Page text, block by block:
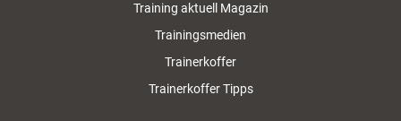
Training aktuell Magazin
Trainingsmedien
Trainerkoffer
Trainerkoffer Tipps